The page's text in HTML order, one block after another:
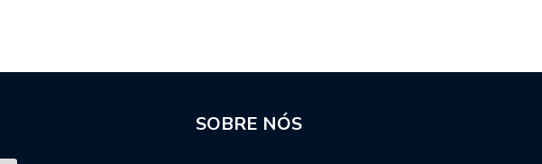
SOBRE NÓS